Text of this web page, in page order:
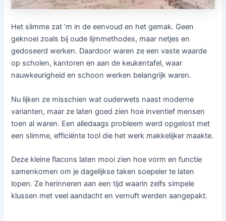
Het slimme zat ’m in de eenvoud en het gemak. Geen
geknoei zoals bij oude lijmmethodes, maar netjes en
gedoseerd werken. Daardoor waren ze een vaste waarde
op scholen, kantoren en aan de keukentafel, waar
nauwkeurigheid en schoon werken belangrijk waren.
Nu lijken ze misschien wat ouderwets naast moderne
varianten, maar ze laten goed zien hoe inventief mensen
toen al waren. Een alledaags probleem werd opgelost met
een slimme, efficiënte tool die het werk makkelijker maakte.
Deze kleine flacons laten mooi zien hoe vorm en functie
samenkomen om je dagelijkse taken soepeler te laten
lopen. Ze herinneren aan een tijd waarin zelfs simpele
klussen met veel aandacht en vernuft werden aangepakt.